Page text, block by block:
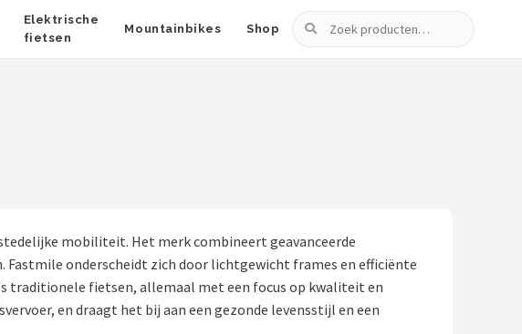
Elektrische
fietsen
Mountainbikes Shop
Zoeken
mobiliteit. Het merk combineert geavanceerde
onderscheidt zich door lichtgewicht frames en efficiënte
traditionele fietsen, allemaal met een focus op kwaliteit en
en draagt het bij aan een gezonde levensstijl en een